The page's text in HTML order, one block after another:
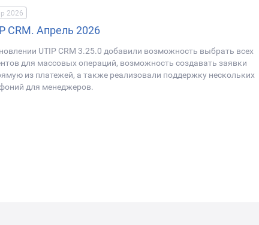
2026
CRM. Апрель 2026
UTIP CRM 3.25.0 добавили возможность выбрать всех
для массовых операций, возможность создавать заявки
из платежей, а также реализовали поддержку нескольких
для менеджеров.